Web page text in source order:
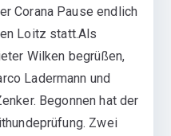
Corana Pause endlich
Loitz statt.Als
Wilken begrüßen,
Ladermann und
Begonnen hat der
Zwei